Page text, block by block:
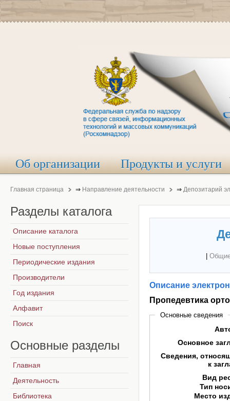
Об организации Продукты и услуги
Главная страница ⇒ Направление деятельности ⇒ Депозитарий
Описание
Пропедевтика
Основные сведения
Основное
Сведения,
к
Вид
Тип
Место
Разделы каталога
Описание каталога
Новые поступления
Периодические издания
Производители
Год издания
Алфавит
Поиск
Основные разделы
Главная
Деятельность
Библиотека